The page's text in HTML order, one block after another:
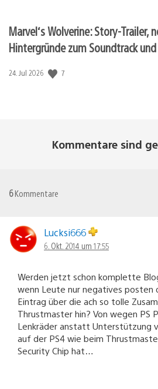
Marvel‘s Wolverine: Story-Trailer,
Hintergründe zum Soundtrack
Veröffentlichungsdatum:
24. Jul 2026 7
Kommentare sind
6Kommentare
Lucksi666
6. Okt. 2014 um 17:55
Werden jetzt schon komplette
wenn Leute nur negatives posten
Eintrag über die ach so tolle
Thrustmaster hin? Von wegen PS
Lenkräder anstatt Unterstützung
auf der PS4 wie beim
Security Chip hat…